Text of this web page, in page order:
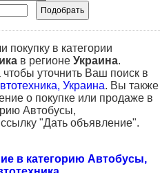
в категории
в регионе Украина.
уточнить Ваш поиск в
Украина. Вы также
о покупке или продаже в
Автобусы,
"Дать объявление".
в категорию Автобусы,